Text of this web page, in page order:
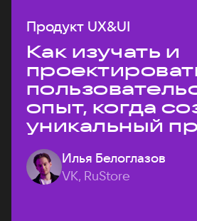
Продукт UX&UI
Как изучать и
опыт, когда
уникальный
на рынке?
Илья Белоглазов
VK, RuStore